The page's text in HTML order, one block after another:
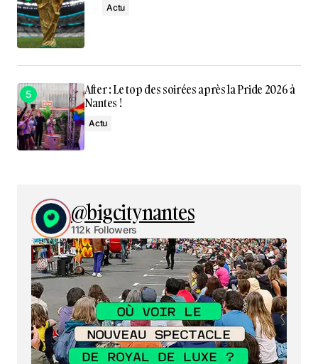
Actu
After : Le top des soirées après la Pride 2026 à
Nantes !
Actu
@bigcitynantes
112k Followers